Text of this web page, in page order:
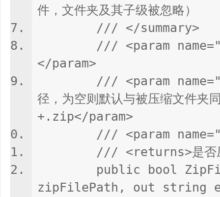
件，文件夹及其子级被忽略）
/// </
/// <param
</param>
/// <param
径，为空则默认与被压缩文件夹
+.zip</param>
/// <param
/// <returns>是否压
public bool
zipFilePath, out string